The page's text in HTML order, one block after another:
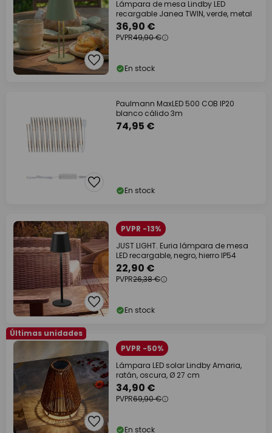
Lámpara de mesa Lindby LED
recargable Janea TWIN, verde, metal
36,90 €
PVPR49,90 €
En stock
Paulmann MaxLED 500 COB IP20
blanco cálido 3m
74,95 €
En stock
PVPR -13%
JUST LIGHT. Euria lámpara de mesa
LED recargable, negro, hierro IP54
22,90 €
PVPR26,38 €
En stock
Últimas unidades
PVPR -50%
Lámpara LED solar Lindby Amaria,
ratán, oscura, Ø 27 cm
34,90 €
PVPR69,90 €
En stock